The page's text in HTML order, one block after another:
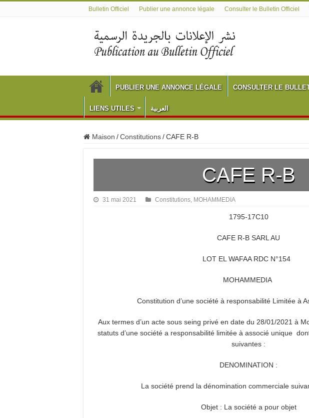
Bulletin Officiel Publier une annonce légale Consulter le Bulletin Officiel
PUBLIER UNE ANNONCE LÉGALE CONSULTER LE
LIENS UTILES العربية
Maison /Constitutions/CAFE R-B
CAFE R-B
31 mai 2021 Constitutions, MOHAMMEDIA
1795-17C10
CAFE R-B SARL AU
LOT EL WAFAA RDC N°154
MOHAMMEDIA
Constitution d’une société à responsabilité Limitée à
Aux termes d’un acte sous seing privé en date du 28/01/2021 à
statuts d’une société a responsabilité limitée à associé unique
suivantes :
DENOMINATION :
La société prend la dénomination commerciale
Objet : La société a pour objet